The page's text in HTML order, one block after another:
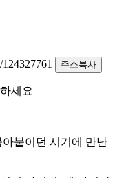
주소복사
세요
붙이던 시기에 만난